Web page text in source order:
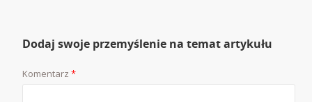
Dodaj swoje przemyślenie na temat artykułu
Komentarz*